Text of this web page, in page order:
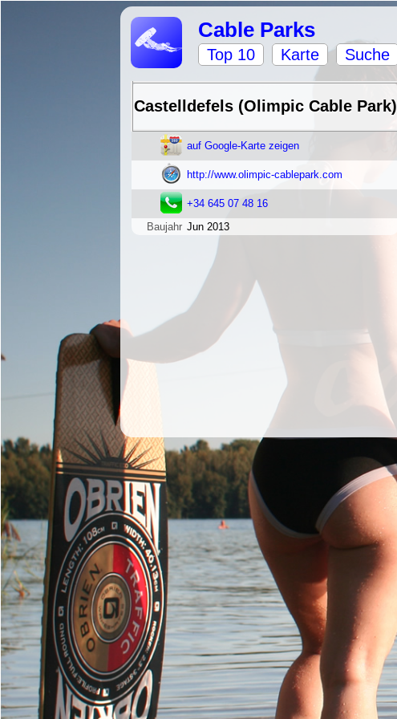
Cable Parks
Top 10 Karte Suche
Castelldefels (Olimpic Cable Park)
auf Google-Karte zeigen
http://www.olimpic-cablepark.com
+34 645 07 48 16
Baujahr Jun 2013